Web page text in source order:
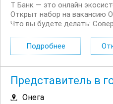
Т Банк — это онлайн
Открыт набор на вакансию
Что вы будете делать:
переговоры с должниками и
требование на оплату долга,...
Подробнее
Представитель в
Онега